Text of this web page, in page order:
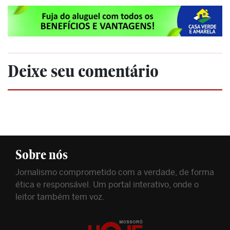
Deixe seu comentário
Sobre nós
Jornalismo comprometido com a verdade, de forma
ética e responsável. Um portal interativo, onde o
leitor também tem voz.